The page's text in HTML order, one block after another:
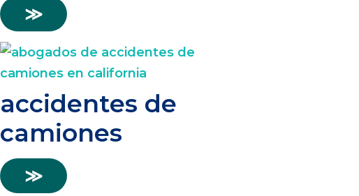
≫
accidentes de
camiones
≫